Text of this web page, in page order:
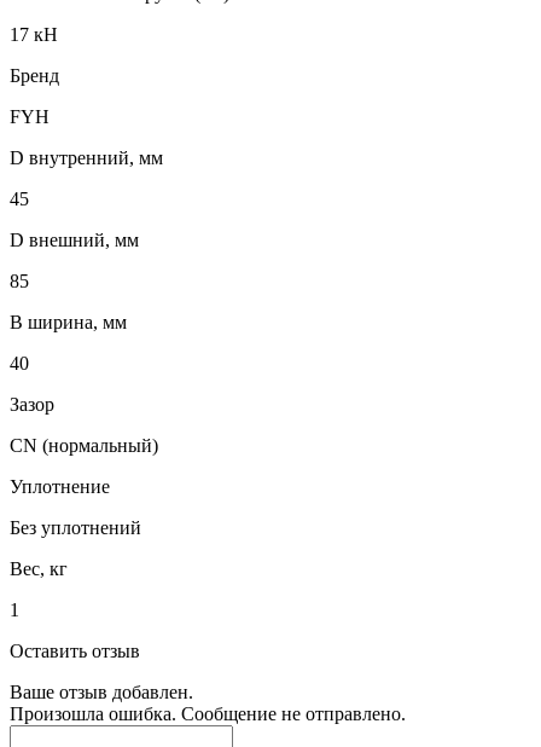
17 кН
Бренд
FYH
D внутренний, мм
45
D внешний, мм
85
B ширина, мм
40
Зазор
CN (нормальный)
Уплотнение
Без уплотнений
Вес, кг
1
Оставить отзыв
Ваше отзыв добавлен.
Произошла ошибка. Сообщение не отправлено.